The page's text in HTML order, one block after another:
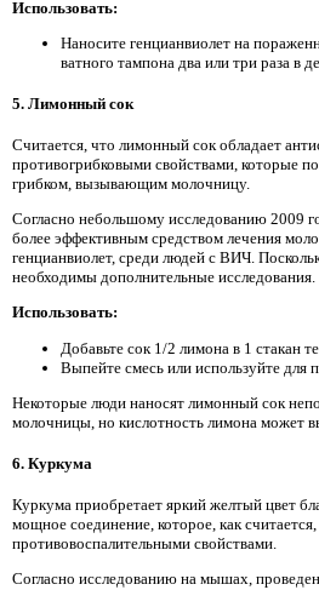
Использовать:
Наносите генцианвиолет на
ватного тампона два или три раза в
5. Лимонный сок
Считается, что лимонный сок обладает
противогрибковыми свойствами, которые
грибком, вызывающим молочницу.
Согласно небольшому исследованию 2009
более эффективным средством лечения
генцианвиолет, среди людей с ВИЧ.
необходимы дополнительные исследования.
Использовать:
Добавьте сок 1/2 лимона в 1 стакан
Выпейте смесь или используйте для
Некоторые люди наносят лимонный сок
молочницы, но кислотность лимона может
6. Куркума
Куркума приобретает яркий желтый цвет
мощное соединение, которое, как
противовоспалительными свойствами.
Согласно исследованию на мышах,